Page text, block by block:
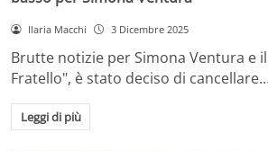
Ilaria Macchi 3 Dicembre 2025
Brutte notizie per Simona Ventura e
Fratello", è stato deciso di
Leggi di più